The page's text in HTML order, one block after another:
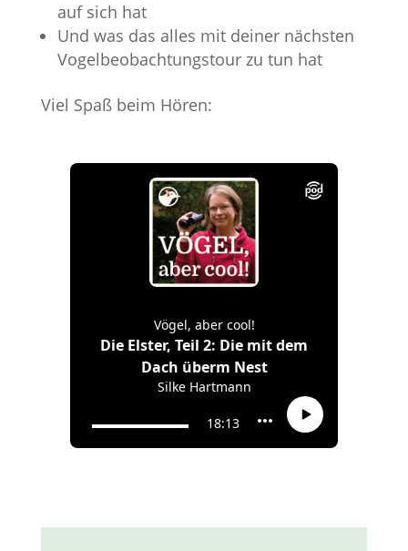
auf sich hat
Und was das alles mit deiner nächsten
Vogelbeobachtungstour zu tun hat
Viel Spaß beim Hören: